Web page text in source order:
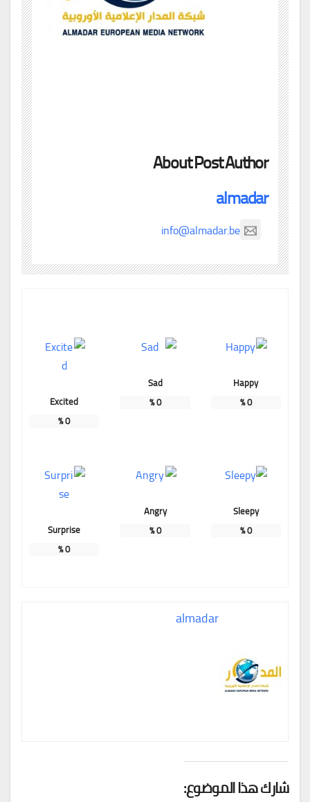
About Post Author
almadar
info@almadar.be
Happy
0
%
Sad
0
%
Excited
0
%
Sleepy
0
%
Angry
0
%
Surprise
0
%
almadar
شارك هذا الموضوع: